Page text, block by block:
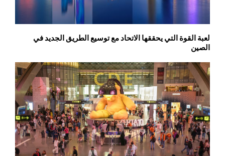
لعبة القوة التي يحققها الاتحاد مع توسيع الطريق الجديد في
الصين